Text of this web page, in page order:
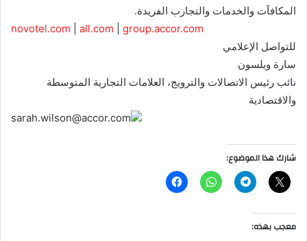
المكافآت والخدمات والتجارب الفريدة.
novotel.com
all.com
group.accor.com
للتواصل الإعلامي
سارة ويلسون
نائب رئيس الاتصالات والترويج، العلامات التجارية المتوسطة
والاقتصادية
sarah.wilson@accor.com
شارك هذا الموضوع:
معجب بهذه: